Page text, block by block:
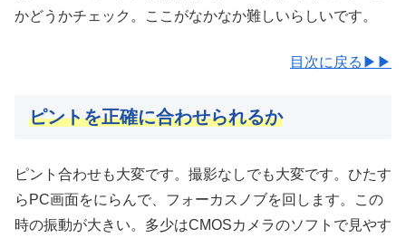
かどうかチェック。ここがなかなか難しいらしいです。
目次に戻る▶▶
ピントを正確に合わせられるか
ピント合わせも大変です。撮影なしでも大変です。ひたす
らPC画面をにらんで、フォーカスノブを回します。この
時の振動が大きい。多少はCMOSカメラのソフトで見やす